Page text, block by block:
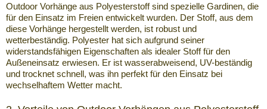
Outdoor Vorhänge aus Polyesterstoff sind spezielle Gardinen, die
für den Einsatz im Freien entwickelt wurden. Der Stoff, aus dem
diese Vorhänge hergestellt werden, ist robust und
wetterbeständig. Polyester hat sich aufgrund seiner
widerstandsfähigen Eigenschaften als idealer Stoff für den
Außeneinsatz erwiesen. Er ist wasserabweisend, UV-beständig
und trocknet schnell, was ihn perfekt für den Einsatz bei
wechselhaftem Wetter macht.